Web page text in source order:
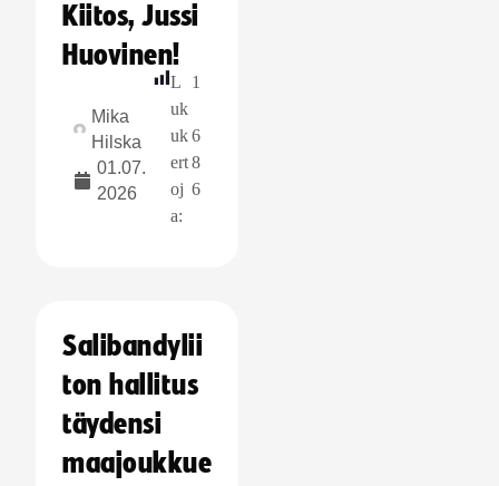
Kiitos, Jussi
Huovinen!
Mika
Hilska
01.07.
2026
L
uk
uk
ert
oj
a:
1
6
8
6
Salibandylii
ton hallitus
täydensi
maajoukkue